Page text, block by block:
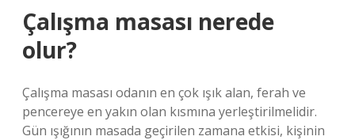
Çalışma masası nerede
olur?
Çalışma masası odanın en çok ışık alan, ferah ve
pencereye en yakın olan kısmına yerleştirilmelidir.
Gün ışığının masada geçirilen zamana etkisi, kişinin